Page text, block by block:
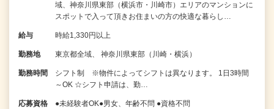
域、神奈川県東部（横浜市・川崎市）エリアのマンションに
スポットで入って頂きお住まいの方の快適な暮らし…
給与 時給1,330円以上
勤務地 東京都全域、 神奈川県東部（川崎・横浜）
勤務時間
シフト制 ※物件によってシフトは異なります。 1日3時間
～OK ☆シフト申請は、勤…
応募資格 ●未経験者OK●男女、年齢不問 ●資格不問